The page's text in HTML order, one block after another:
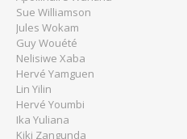
Sue Williamson
Jules Wokam
Guy Wouété
Nelisiwe Xaba
Hervé Yamguen
Lin Yilin
Hervé Youmbi
Ika Yuliana
Kiki Zangunda